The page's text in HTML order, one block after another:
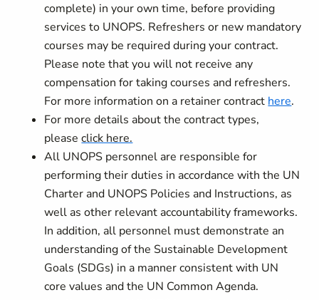
complete) in your own time, before providing
services to UNOPS. Refreshers or new mandatory
courses may be required during your contract.
Please note that you will not receive any
compensation for taking courses and refreshers.
For more information on a retainer contract here.
For more details about the contract types,
pleaseclick here.
All UNOPS personnel are responsible for
performing their duties in accordance with the UN
Charter and UNOPS Policies and Instructions, as
well as other relevant accountability frameworks.
In addition, all personnel must demonstrate an
understanding of the Sustainable Development
Goals (SDGs) in a manner consistent with UN
core values and the UN Common Agenda.